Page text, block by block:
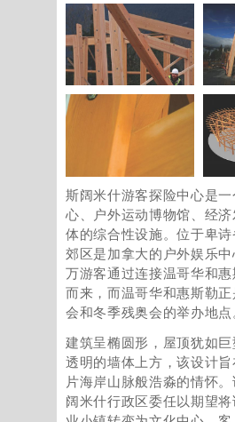
斯阔米什游客探险中心是
心、户外运动博物馆、经
体的综合性设施。位于卑
郊区是加拿大的户外娱乐
万游客通过连接温哥华和
而来，而温哥华和惠斯勒
会和冬季残奥会的举办地点
建筑呈椭圆形，屋顶犹如
透明的墙体上方，该设计
片海岸山脉般浩淼的情怀
阔米什行政区委任以期望